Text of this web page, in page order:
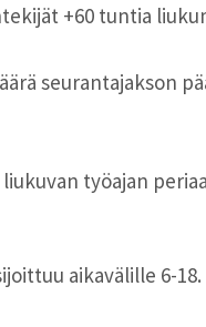
+60 tuntia
seurantajakson
työajan
aikavälille 6-